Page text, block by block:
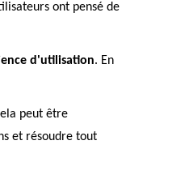
ont pensé de
d'utilisation. En
peut être
et résoudre tout